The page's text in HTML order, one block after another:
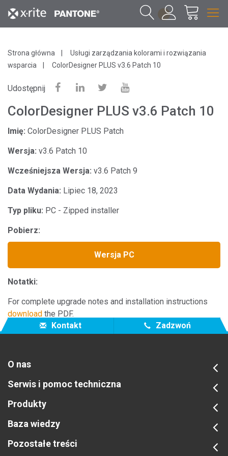
1
Strona główna
Usługi zarządzania kolorami i rozwiązania
wsparcia
ColorDesigner PLUS v3.6 Patch 10
Udostępnij
ColorDesigner PLUS v3.6 Patch 10
Imię: ColorDesigner PLUS Patch
Wersja: v3.6 Patch 10
Wcześniejsza Wersja: v3.6 Patch 9
Data Wydania: Lipiec 18, 2023
Typ pliku: PC - Zipped installer
Pobierz:
Wersja PC
Notatki:
For complete upgrade notes and installation instructions
download the PDF.
Kontakt
Zadzwoń
O nas
Serwis i pomoc techniczna
Produkty
Baza wiedzy
Pozostałe treści